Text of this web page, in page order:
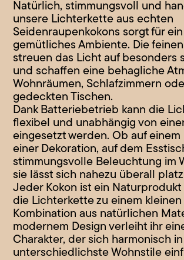
Natürlich, stimmungsvoll und
unsere Lichterkette aus echten
Seidenraupenkokons sorgt für
gemütliches Ambiente. Die
streuen das Licht auf besonders
und schaffen eine behagliche
Wohnräumen, Schlafzimmern
gedeckten Tischen.
Dank Batteriebetrieb kann die
flexibel und unabhängig von
eingesetzt werden. Ob auf einem
einer Dekoration, auf dem
stimmungsvolle Beleuchtung im
sie lässt sich nahezu überall
Jeder Kokon ist ein
die Lichterkette zu einem kleinen
Kombination aus natürlichen
modernem Design verleiht ihr
Charakter, der sich harmonisch in
unterschiedlichste Wohnstile